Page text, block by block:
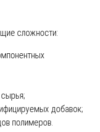
сложности:
добавок;
полимеров.